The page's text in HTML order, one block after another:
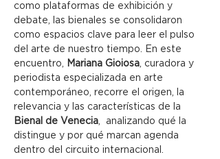
como plataformas de exhibición y
debate, las bienales se consolidaron
como espacios clave para leer el pulso
del arte de nuestro tiempo. En este
encuentro,
Mariana Gioiosa , curadora y
periodista especializada en arte
contemporáneo, recorre el origen, la
relevancia y las características de la
Bienal de Venecia ,  analizando qué la
distingue y por qué marcan agenda
dentro del circuito internacional.